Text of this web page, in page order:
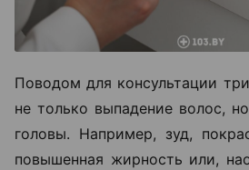
Поводом для консультации
не только выпадение волос,
головы. Например, зуд,
повышенная жирность или,